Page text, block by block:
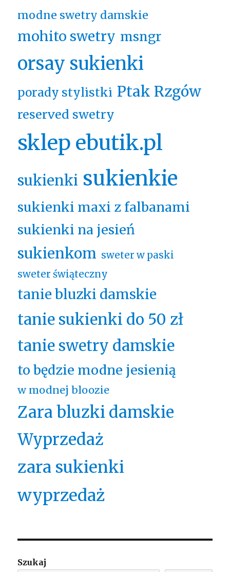
modne swetry damskie
mohito swetry msngr
orsay sukienki
porady stylistki Ptak Rzgów
reserved swetry
sklep ebutik.pl
sukienki sukienkie
sukienki maxi z falbanami
sukienki na jesień
sukienkom sweter w paski
sweter świąteczny
tanie bluzki damskie
tanie sukienki do 50 zł
tanie swetry damskie
to będzie modne jesienią
w modnej bloozie
Zara bluzki damskie
Wyprzedaż
zara sukienki
wyprzedaż
Szukaj